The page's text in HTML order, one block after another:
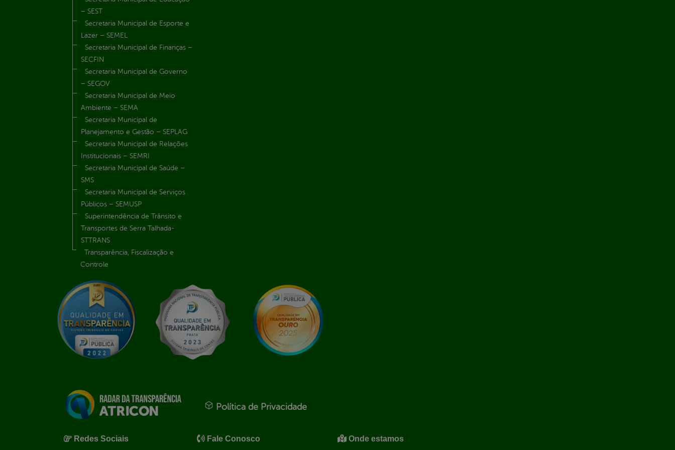
– SEST
Secretaria Municipal de Esporte e
Lazer – SEMEL
Secretaria Municipal de Finanças –
SECFIN
Secretaria Municipal de Governo
– SEGOV
Secretaria Municipal de Meio
Ambiente – SEMA
Secretaria Municipal de
Planejamento e Gestão – SEPLAG
Secretaria Municipal de Relações
Institucionais – SEMRI
Secretaria Municipal de Saúde –
SMS
Secretaria Municipal de Serviços
Públicos – SEMUSP
Superintendência de Trânsito e
Transportes de Serra Talhada-
STTRANS
Transparência, Fiscalização e
Controle
Política de Privacidade
Redes Sociais Fale Conosco Onde estamos